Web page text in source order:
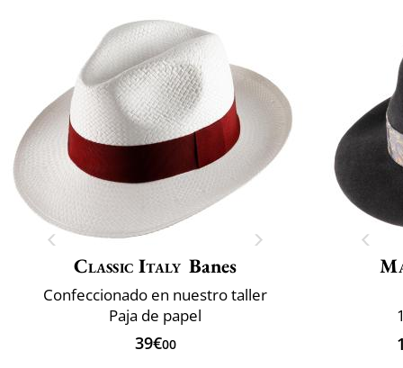
Classic Italy Banes
Confeccionado en nuestro taller
Paja de papel
39€00